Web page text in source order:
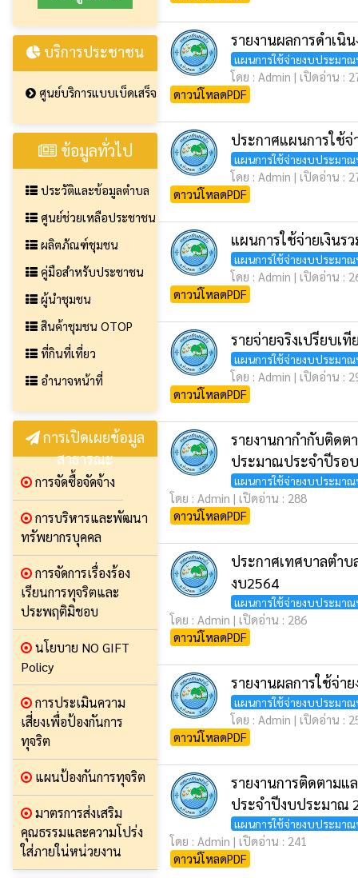
บริการประชาชน
ศูนย์บริการแบบเบ็ดเสร็จ
ข้อมูลทั่วไป
ประวัติและข้อมูลตำบล
ศูนย์ช่วยเหลือประชาชน
ผลิตภัณฑ์ชุมชน
คู่มือสำหรับประชาชน
ผู้นำชุมชน
สินค้าชุมชน OTOP
ที่กินที่เที่ยว
อำนาจหน้าที่
การเปิดเผยข้อมูล
สาธารณะ
การจัดซื้อจัดจ้าง
การบริหารและพัฒนา
ทรัพยากรบุคคล
การจัดการเรื่องร้อง
เรียนการทุจริตและ
ประพฤติมิชอบ
นโยบาย NO GIFT
Policy
การประเมินความ
เสี่ยงเพื่อป้องกันการ
ทุจริต
แผนป้องกันการทุจริต
มาตรการส่งเสริม
คุณธรรมและความโปร่ง
ใส่ภายใน่หน่วยงาน
รายงานผลการดำเนิ
แผนการใช้จ่ายงบประมา
โดย : Admin | เปิดอ่าน :
ดาวน์โหลดPDF
ประกาศแผนการใช้จ่
แผนการใช้จ่ายงบประมา
โดย : Admin | เปิดอ่าน :
ดาวน์โหลดPDF
แผนการใช้จ่ายเงินร
แผนการใช้จ่ายงบประมา
โดย : Admin | เปิดอ่าน :
ดาวน์โหลดPDF
รายจ่ายจริงเปรียบเ
แผนการใช้จ่ายงบประมา
โดย : Admin | เปิดอ่าน :
ดาวน์โหลดPDF
รายงานกากำกับติดต
ประมาณประจำปีรอ
แผนการใช้จ่ายงบประมา
โดย : Admin | เปิดอ่าน : 288
ดาวน์โหลดPDF
ประกาศเทศบาลตำบ
งบ2564
แผนการใช้จ่ายงบประมา
โดย : Admin | เปิดอ่าน : 286
ดาวน์โหลดPDF
รายงานผลการใช้จ่
แผนการใช้จ่ายงบประมา
โดย : Admin | เปิดอ่าน :
ดาวน์โหลดPDF
รายงานการติดตาม
ประจำปีงบประมาณ
แผนการใช้จ่ายงบประมา
โดย : Admin | เปิดอ่าน : 241
ดาวน์โหลดPDF